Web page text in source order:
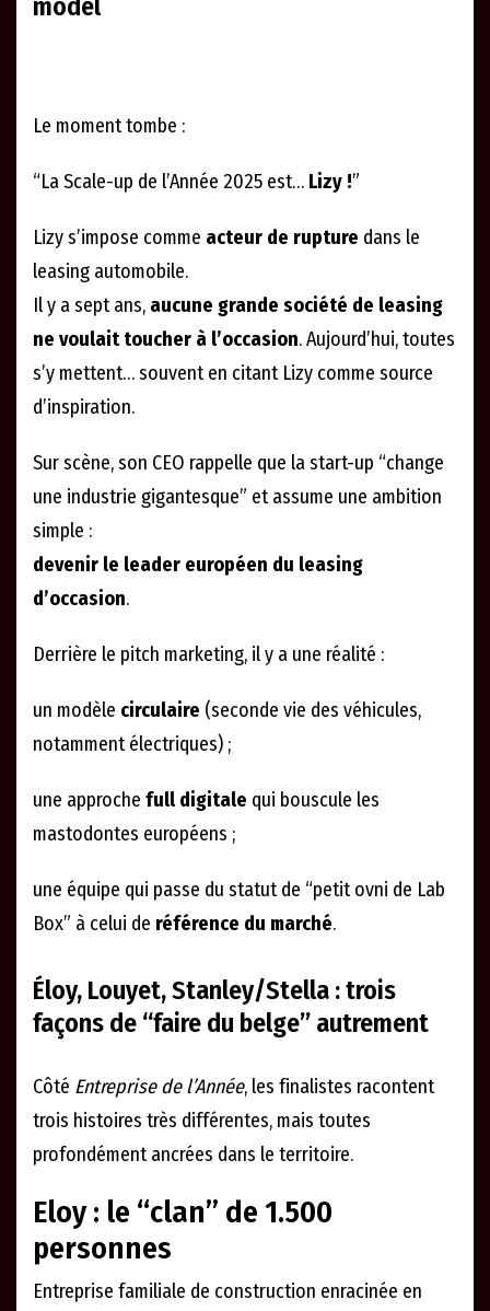
model
Le moment tombe :
“La Scale-up de l’Année 2025 est… Lizy !”
Lizy s’impose comme acteur de rupture dans le
leasing automobile.
Il y a sept ans, aucune grande société de leasing
ne voulait toucher à l’occasion. Aujourd’hui, toutes
s’y mettent… souvent en citant Lizy comme source
d’inspiration.
Sur scène, son CEO rappelle que la start-up “change
une industrie gigantesque” et assume une ambition
simple :
devenir le leader européen du leasing
d’occasion.
Derrière le pitch marketing, il y a une réalité :
un modèle circulaire (seconde vie des véhicules,
notamment électriques) ;
une approche full digitale qui bouscule les
mastodontes européens ;
une équipe qui passe du statut de “petit ovni de Lab
Box” à celui de référence du marché.
Éloy, Louyet, Stanley/Stella : trois
façons de “faire du belge” autrement
Côté Entreprise de l’Année, les finalistes racontent
trois histoires très différentes, mais toutes
profondément ancrées dans le territoire.
Eloy : le “clan” de 1.500
personnes
Entreprise familiale de construction enracinée en